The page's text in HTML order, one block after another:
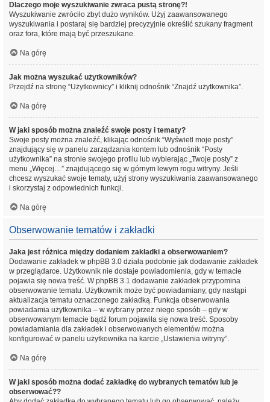
Dlaczego moje wyszukiwanie zwraca pustą stronę?!
Wyszukiwanie zwróciło zbyt dużo wyników. Użyj zaawansowanego
wyszukiwania i postaraj się bardziej precyzyjnie określić szukany fragment
oraz fora, które mają być przeszukane.
Na górę
Jak można wyszukać użytkowników?
Przejdź na stronę “Użytkownicy” i kliknij odnośnik “Znajdź użytkownika”.
Na górę
W jaki sposób można znaleźć swoje posty i tematy?
Swoje posty można znaleźć, klikając odnośnik “Wyświetl moje posty”
znajdujący się w panelu zarządzania kontem lub odnośnik “Posty
użytkownika” na stronie swojego profilu lub wybierając „Twoje posty” z
menu „Więcej…” znajdującego się w górnym lewym rogu witryny. Jeśli
chcesz wyszukać swoje tematy, użyj strony wyszukiwania zaawansowanego
i skorzystaj z odpowiednich funkcji.
Na górę
Obserwowanie tematów i zakładki
Jaka jest różnica między dodaniem zakładki a obserwowaniem?
Dodawanie zakładek w phpBB 3.0 działa podobnie jak dodawanie zakładek
w przeglądarce. Użytkownik nie dostaje powiadomienia, gdy w temacie
pojawia się nowa treść. W phpBB 3.1 dodawanie zakładek przypomina
obserwowanie tematu. Użytkownik może być powiadamiany, gdy nastąpi
aktualizacja tematu oznaczonego zakładką. Funkcja obserwowania
powiadamia użytkownika – w wybrany przez niego sposób – gdy w
obserwowanym temacie bądź forum pojawiła się nowa treść. Sposoby
powiadamiania dla zakładek i obserwowanych elementów można
konfigurować w panelu użytkownika na karcie „Ustawienia witryny”.
Na górę
W jaki sposób można dodać zakładkę do wybranych tematów lub je
obserwować??